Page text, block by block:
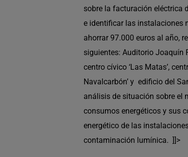
sobre la facturación eléctrica
e identificar las instalaciones
ahorrar 97.000 euros al año,
siguientes: Auditorio Joaquín
centro cívico ‘Las Matas’,
Navalcarbón’ y edificio del
análisis de situación sobre el
consumos energéticos y sus
energético de las
contaminación lumínica. ]]>